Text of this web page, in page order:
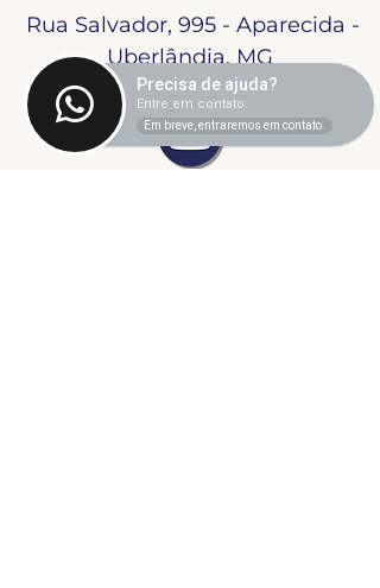
Rua Salvador, 995 - Aparecida -
Uberlândia, MG
Precisa de ajuda?
Entre em contato.
Em breve, entraremos em contato.